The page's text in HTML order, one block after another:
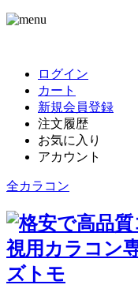
ログイン
カート
新規会員登録
注文履歴
お気に入り
アカウント
全カラコン